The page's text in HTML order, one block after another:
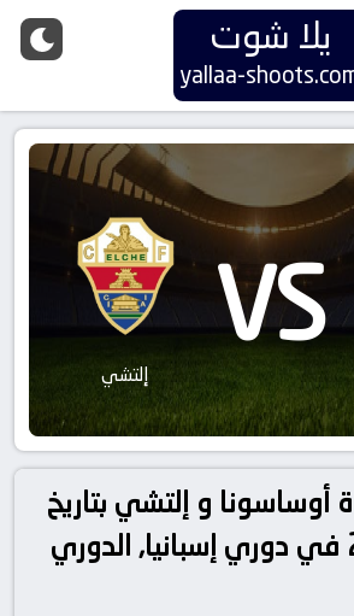
يلا شوت
yallaa-
VS إلتشي
أوساسونا و إلتشي بتاريخ
2025-09-25 في دوري إسبانيا, الدوري